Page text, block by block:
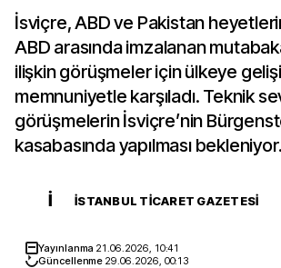
İsviçre, ABD ve Pakistan
ABD arasında imzalanan
ilişkin görüşmeler için ülkeye
memnuniyetle karşıladı. Teknik
görüşmelerin İsviçre’nin
kasabasında yapılması bekleniyor.
İ İSTANBUL TICARET GAZETESI
Yayınlanma 21.06.2026, 10:41
Güncellenme 29.06.2026, 00:13